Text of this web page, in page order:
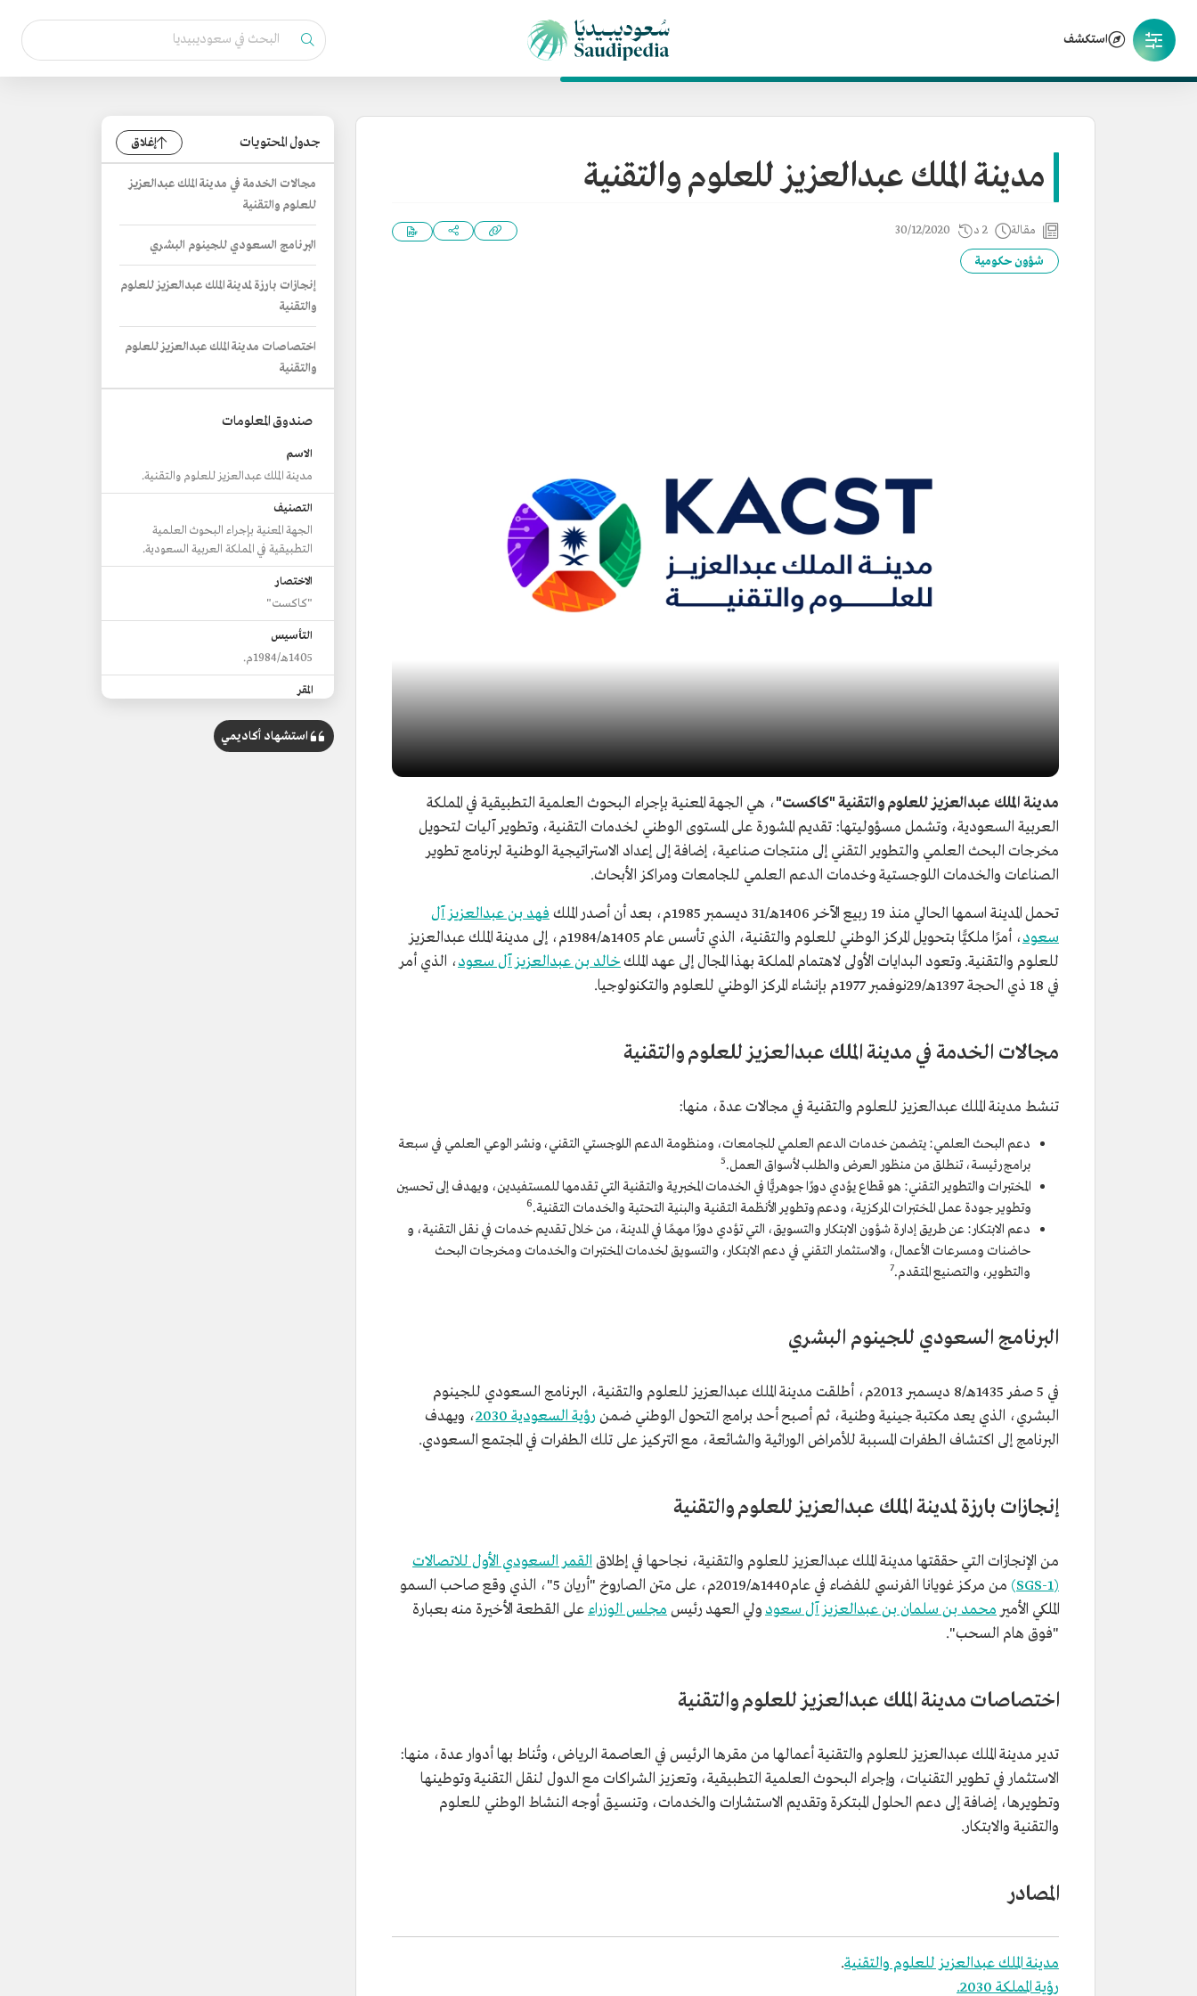
استكشف
مدينة الملك عبدالعزيز للعلوم والتقنية
مقالة 2 د 30/12/2020
شؤون حكومية
مدينة الملك عبدالعزيز للعلوم والتقنية "كاكست"، هي الجهة المعنية بإجراء البحوث العلمية التطبيقية في المملكة
العربية السعودية، وتشمل مسؤوليتها: تقديم المشورة على المستوى الوطني لخدمات التقنية، وتطوير آليات لتحويل
مخرجات البحث العلمي والتطوير التقني إلى منتجات صناعية، إضافة إلى إعداد الاستراتيجية الوطنية لبرنامج تطوير
الصناعات والخدمات اللوجستية وخدمات الدعم العلمي للجامعات ومراكز الأبحاث.
تحمل المدينة اسمها الحالي منذ 19 ربيع الآخر 1406هـ/31 ديسمبر 1985م، بعد أن أصدر الملك
فهد بن عبدالعزيز آل
سعود
، أمرًا ملكيًّا بتحويل المركز الوطني للعلوم والتقنية، الذي تأسس عام 1405هـ/1984م، إلى مدينة الملك عبدالعزيز
للعلوم والتقنية. وتعود البدايات الأولى لاهتمام المملكة بهذا المجال إلى عهد الملكخالد بن عبدالعزيز آل سعود، الذي أمر
في 18 ذي الحجة 1397هـ/29نوفمبر 1977م بإنشاء المركز الوطني للعلوم والتكنولوجيا.
مجالات الخدمة في مدينة الملك عبدالعزيز للعلوم والتقنية
تنشط مدينة الملك عبدالعزيز للعلوم والتقنية في مجالات عدة، منها:
دعم البحث العلمي: يتضمن خدمات الدعم العلمي للجامعات، ‏ومنظومة الدعم اللوجستي التقني، ونشر الوعي العلمي في سبعة
برامج رئيسة، تنطلق من منظور العرض والطلب لأسواق ‏العمل.5
المختبرات والتطوير التقني: هو قطاع يؤدي دورًا جوهريًّا في الخدمات المخبرية والتقنية التي تقدمها للمستفيدين، ويهدف إلى تحسين
وتطوير جودة عمل المختبرات المركزية، ودعم وتطوير الأنظمة التقنية والبنية التحتية والخدمات التقنية.6
دعم الابتكار: عن طريق إدارة شؤون الابتكار والتسويق، التي تؤدي دورًا مهمًا في المدينة، من خلال تقديم خدمات في نقل التقنية، و
حاضنات ومسرعات الأعمال، والاستثمار التقني في دعم الابتكار، والتسويق لخدمات المختبرات والخدمات ومخرجات البحث
والتطوير، والتصنيع المتقدم.7
البرنامج السعودي للجينوم البشري
في 5 صفر 1435هـ/8 ديسمبر 2013م، أطلقت مدينة الملك عبدالعزيز للعلوم والتقنية، البرنامج السعودي للجينوم
البشري، الذي يعد مكتبة جينية وطنية، ثم أصبح أحد برامج التحول الوطني ضمن رؤية السعودية 2030
، ويهدف
البرنامج إلى اكتشاف الطفرات المسببة للأمراض الوراثية والشائعة، مع التركيز على تلك الطفرات في المجتمع السعودي.
إنجازات بارزة لمدينة الملك عبدالعزيز للعلوم والتقنية
من الإنجازات التي حققتها مدينة الملك عبدالعزيز للعلوم والتقنية، نجاحها في إطلاق القمر السعودي الأول للاتصالات
(SGS-1)
من مركز غويانا الفرنسي للفضاء في عام1440هـ/2019م، على متن الصاروخ "أريان 5"، الذي وقع صاحب السمو
الملكي الأمير محمد بن سلمان بن عبدالعزيز آل سعود ولي العهد رئيس مجلس الوزراءعلى القطعة الأخيرة منه بعبارة
"فوق هام السحب".
اختصاصات مدينة الملك عبدالعزيز للعلوم والتقنية
تدير مدينة الملك عبدالعزيز للعلوم والتقنية أعمالها من مقرها الرئيس في العاصمة الرياض، وتُناط بها أدوار عدة، منها:
الاستثمار في تطوير التقنيات، وإجراء البحوث العلمية التطبيقية، وتعزيز الشراكات مع الدول لنقل التقنية وتوطينها
وتطويرها، إضافة إلى دعم الحلول المبتكرة وتقديم الاستشارات والخدمات، وتنسيق أوجه النشاط الوطني للعلوم
والتقنية والابتكار.
المصادر
مدينة الملك عبدالعزيز للعلوم والتقنية.
رؤية المملكة 2030.
جدول المحتويات إغلاق
مجالات الخدمة في مدينة الملك عبدالعزيز
للعلوم والتقنية
البرنامج السعودي للجينوم البشري
إنجازات بارزة لمدينة الملك عبدالعزيز للعلوم
والتقنية
اختصاصات مدينة الملك عبدالعزيز للعلوم
والتقنية
صندوق المعلومات
الاسم
مدينة الملك عبدالعزيز للعلوم والتقنية.
التصنيف
الجهة المعنية بإجراء البحوث العلمية
التطبيقية في المملكة العربية السعودية.
الاختصار
"كاكست"
التأسيس
1405هـ/1984م.
المقر
أبرز الإنجازات
استشهاد أكاديمي